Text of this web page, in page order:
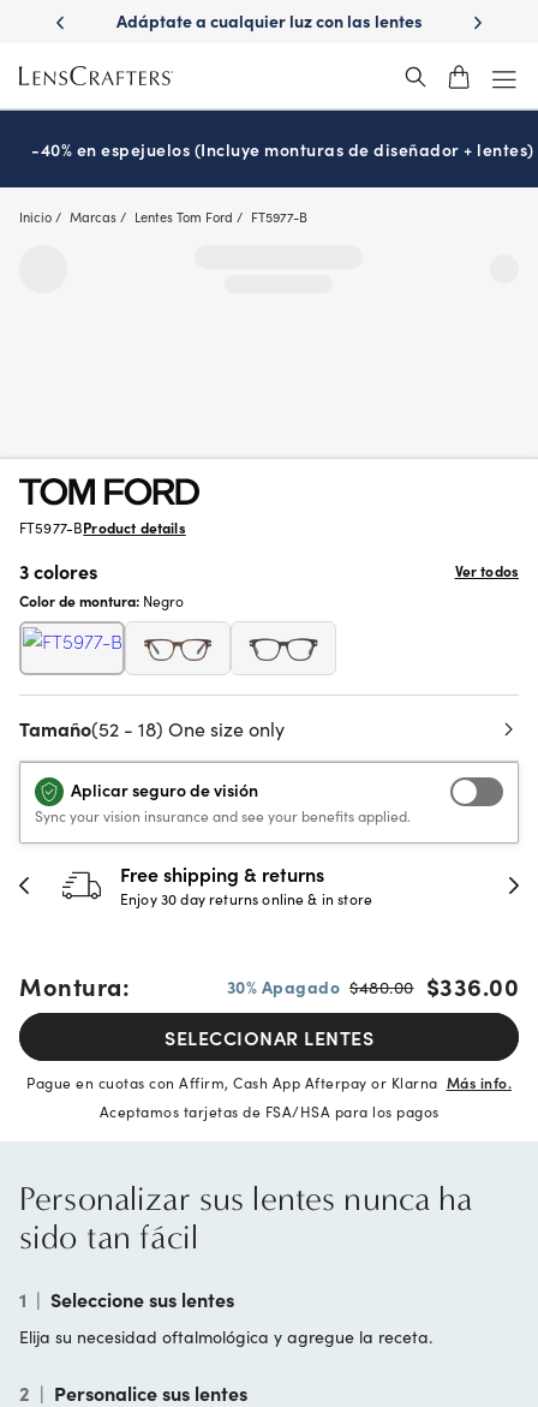
main
content
con
Adáptate a cualquier luz con las lentes
¿Es
-40% en espejuelos (Incluye monturas de diseñador + lentes)
Inicio Marcas Lentes Tom Ford FT5977-B
FT5977-BProduct details
3 colores
Ver todos
Color de montura: Negro
Tamaño(52 - 18) One size only
Aplicar seguro de visión
Sync your vision insurance and see your benefits applied.
Free shipping & returns
Enjoy 30 day returns online & in store
Montura: 30% Apagado $480.00 $336.00
SELECCIONAR LENTES
Pague en cuotas con Affirm, Cash App Afterpay or Klarna Más info.
Aceptamos tarjetas de FSA/HSA para los pagos
Personalizar sus lentes nunca ha
sido tan fácil
1 | Seleccione sus lentes
Elija su necesidad oftalmológica y agregue la receta.
2 | Personalice sus lentes